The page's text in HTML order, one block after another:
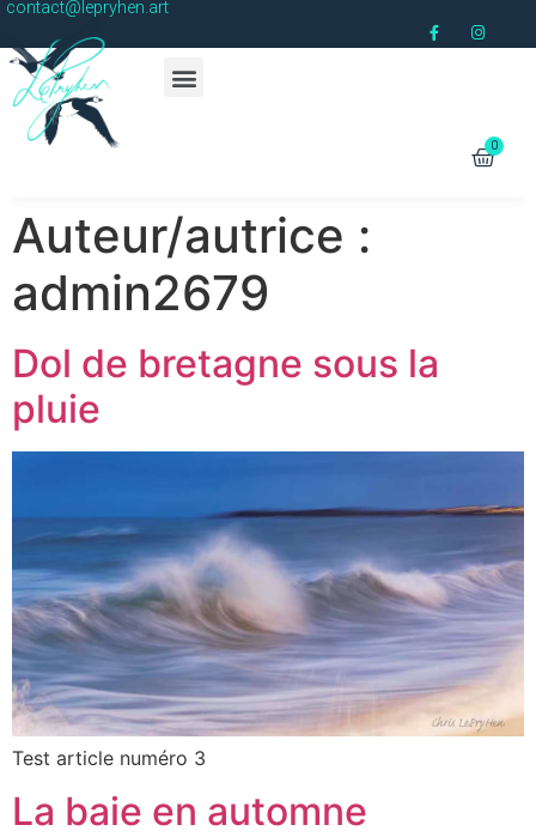
contact@lepryhen.art
Auteur/autrice :
admin2679
Dol de bretagne sous la
pluie
Test article numéro 3
La baie en automne